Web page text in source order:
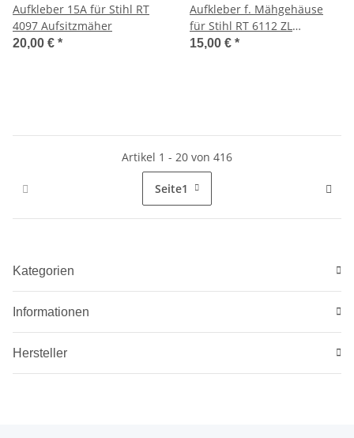
Aufkleber 15A für Stihl RT
4097 Aufsitzmäher
20,00 € *
Aufkleber f. Mähgehäuse
für Stihl RT 6112 ZL
Aufsitzmäher
15,00 € *
Artikel 1 - 20 von 416
Seite1
Kategorien
Informationen
Hersteller